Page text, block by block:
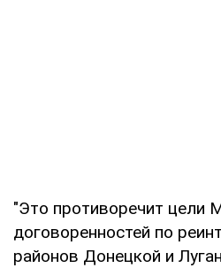
"Это противоречит цели
договоренностей по
районов Донецкой и